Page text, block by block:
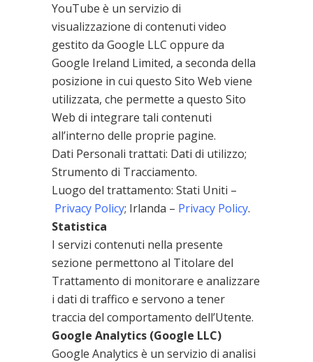
YouTube è un servizio di
visualizzazione di contenuti video
gestito da Google LLC oppure da
Google Ireland Limited, a seconda della
posizione in cui questo Sito Web viene
utilizzata, che permette a questo Sito
Web di integrare tali contenuti
all’interno delle proprie pagine.
Dati Personali trattati: Dati di utilizzo;
Strumento di Tracciamento.
Luogo del trattamento: Stati Uniti –
Privacy Policy; Irlanda – Privacy Policy.
Statistica
I servizi contenuti nella presente
sezione permettono al Titolare del
Trattamento di monitorare e analizzare
i dati di traffico e servono a tener
traccia del comportamento dell’Utente.
Google Analytics (Google LLC)
Google Analytics è un servizio di analisi